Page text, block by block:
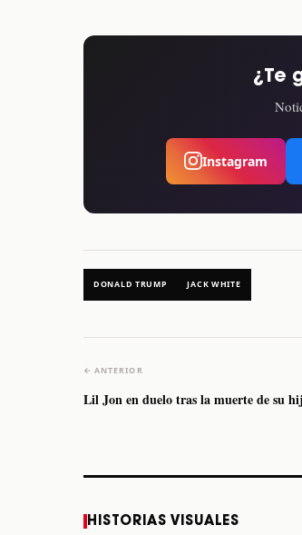
¿Te
Instagram
DONALD TRUMP JACK WHITE
← ANTERIOR
Lil Jon en duelo tras la muerte de su
HISTORIAS VISUALES
Monterrey el próximo